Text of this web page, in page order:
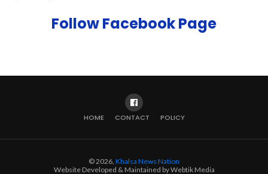
Follow Facebook Page
HOME CONTACT POLICY
© 2026, Khalsa News Nation
Website Developed & Maintained by Webtik Media